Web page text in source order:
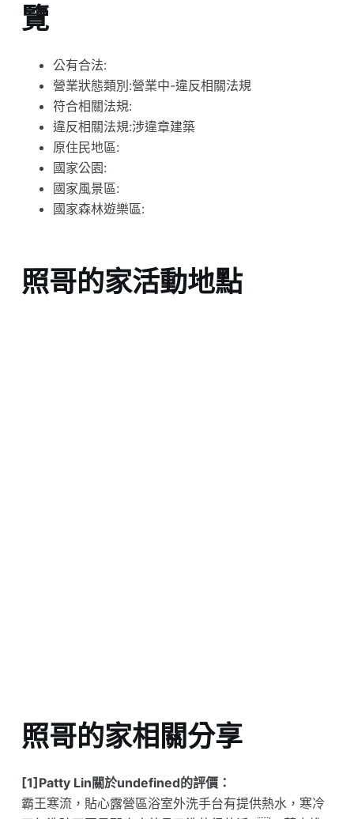
覽
公有合法:
營業狀態類別:營業中-違反相關法規
符合相關法規:
違反相關法規:涉違章建築
原住民地區:
國家公園:
國家風景區:
國家森林遊樂區:
照哥的家活動地點
照哥的家相關分享
[1]Patty Lin關於undefined的評價：
霸王寒流，貼心露營區浴室外洗手台有提供熱水，寒冷